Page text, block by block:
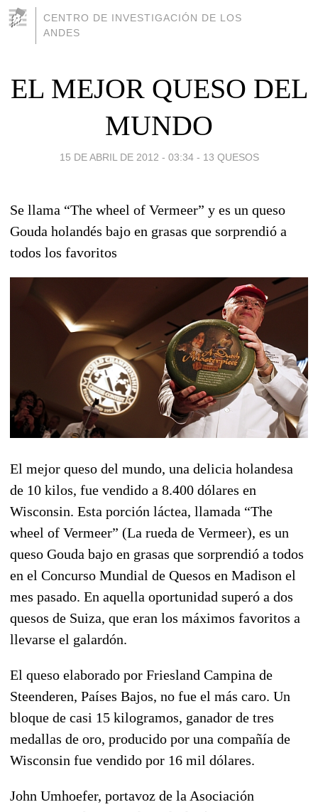
CENTRO DE INVESTIGACIÓN DE LOS
ANDES
EL MEJOR QUESO DEL
MUNDO
15 DE ABRIL DE 2012 - 03:34 - 13 QUESOS
Se llama “The wheel of Vermeer” y es un queso
Gouda holandés bajo en grasas que sorprendió a
todos los favoritos
El mejor queso del mundo, una delicia holandesa
de 10 kilos, fue vendido a 8.400 dólares en
Wisconsin. Esta porción láctea, llamada “The
wheel of Vermeer” (La rueda de Vermeer), es un
queso Gouda bajo en grasas que sorprendió a todos
en el Concurso Mundial de Quesos en Madison el
mes pasado. En aquella oportunidad superó a dos
quesos de Suiza, que eran los máximos favoritos a
llevarse el galardón.
El queso elaborado por Friesland Campina de
Steenderen, Países Bajos, no fue el más caro. Un
bloque de casi 15 kilogramos, ganador de tres
medallas de oro, producido por una compañía de
Wisconsin fue vendido por 16 mil dólares.
John Umhoefer, portavoz de la Asociación